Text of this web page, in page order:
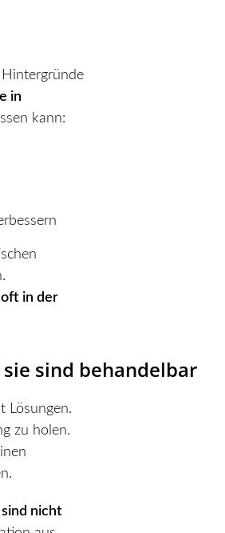
in
kann:
oft in der
sind behandelbar
Lösungen.
zu holen.
sind nicht